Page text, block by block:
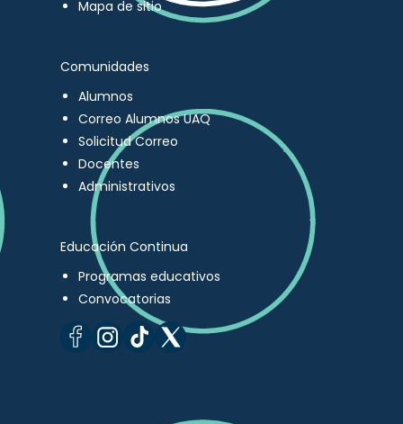
Mapa de sitio
Comunidades
Alumnos
Correo Alumnos UAQ
Solicitud Correo
Docentes
Administrativos
Educación Continua
Programas educativos
Convocatorias